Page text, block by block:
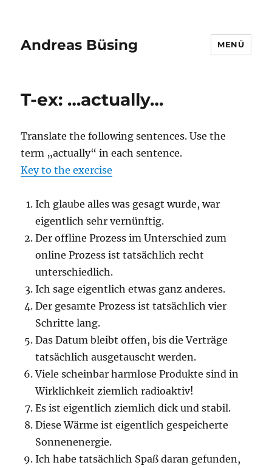
Andreas Büsing MENÜ
T-ex: …actually…
Translate the following sentences. Use the
term „actually“ in each sentence.
Key to the exercise
Ich glaube alles was gesagt wurde, war
eigentlich sehr vernünftig.
Der offline Prozess im Unterschied zum
online Prozess ist tatsächlich recht
unterschiedlich.
Ich sage eigentlich etwas ganz anderes.
Der gesamte Prozess ist tatsächlich vier
Schritte lang.
Das Datum bleibt offen, bis die Verträge
tatsächlich ausgetauscht werden.
Viele scheinbar harmlose Produkte sind in
Wirklichkeit ziemlich radioaktiv!
Es ist eigentlich ziemlich dick und stabil.
Diese Wärme ist eigentlich gespeicherte
Sonnenenergie.
Ich habe tatsächlich Spaß daran gefunden,